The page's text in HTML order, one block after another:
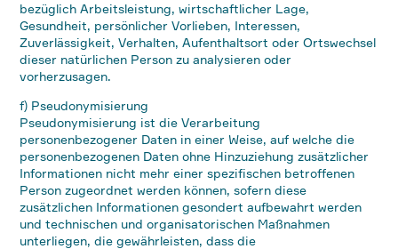
bezüglich Arbeitsleistung, wirtschaftlicher Lage,
Gesundheit, persönlicher Vorlieben, Interessen,
Zuverlässigkeit, Verhalten, Aufenthaltsort oder Ortswechsel
dieser natürlichen Person zu analysieren oder
vorherzusagen.
f) Pseudonymisierung
Pseudonymisierung ist die Verarbeitung
personenbezogener Daten in einer Weise, auf welche die
personenbezogenen Daten ohne Hinzuziehung zusätzlicher
Informationen nicht mehr einer spezifischen betroffenen
Person zugeordnet werden können, sofern diese
zusätzlichen Informationen gesondert aufbewahrt werden
und technischen und organisatorischen Maßnahmen
unterliegen, die gewährleisten, dass die